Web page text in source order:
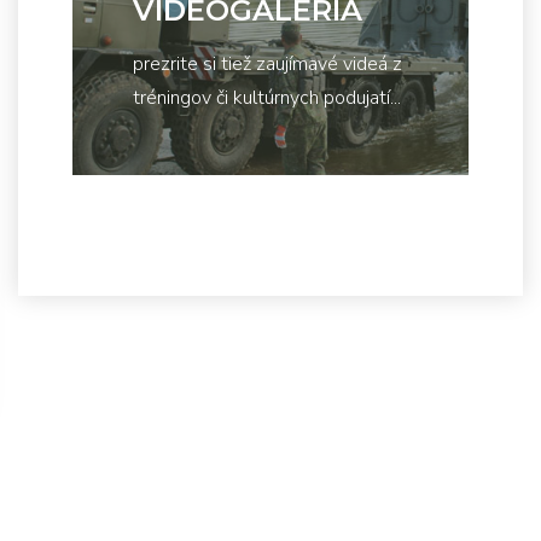
VIDEOGALÉRIA
prezrite si tiež zaujímavé videá z
tréningov či kultúrnych podujatí...